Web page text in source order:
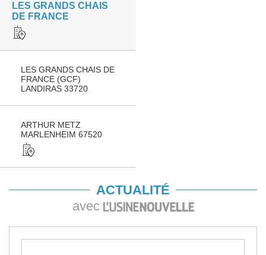
LES GRANDS CHAIS
DE FRANCE
LES GRANDS CHAIS DE
FRANCE (GCF)
LANDIRAS 33720
ARTHUR METZ
MARLENHEIM 67520
ACTUALITÉ
avec